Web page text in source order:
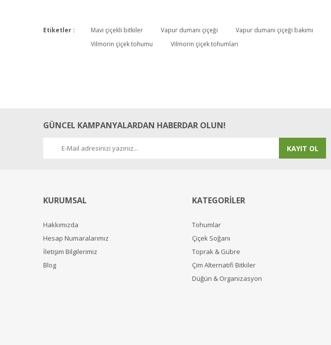
Etiketler : Mavi çiçekli bitkiler Vapur dumanı çiçeği Vapur dumanı çiçeği bakımı
Vilmorin çiçek tohumu
Vilmorin çiçek tohumları
GÜNCEL KAMPANYALARDAN HABERDAR OLUN!
KAYIT OL
KURUMSAL
Hakkımızda
Hesap Numaralarımız
İletişim Bilgilerimiz
Blog
KATEGORİLER
Tohumlar
Çiçek Soğanı
Toprak & Gübre
Çim Alternatifi Bitkiler
Düğün & Organizasyon